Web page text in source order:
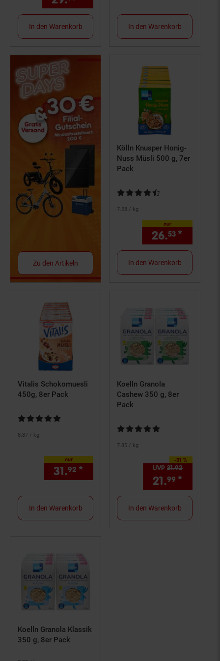
In den Warenkorb In den Warenkorb
Zu den Artikeln
Kölln Knusper Honig-
Nuss Müsli 500 g, 7er
Pack
Kundenbewertung: 4,65 von 5
7.58 / kg
nur
26.53 *
In den Warenkorb
Vitalis Schokomuesli
450g, 8er Pack
Kundenbewertung: 5 von 5 Sternen
8.87 / kg
nur
31.92 * € Sternchen
In den Warenkorb
Koelln Granola
Cashew 350 g, 8er
Pack
Kundenbewertung: 5 von 5
7.85 / kg
-31 %
Sie Sparen 31 Prozent,
UVP 31.92
21.99 *
In den Warenkorb
Koelln Granola Klassik
350 g, 8er Pack